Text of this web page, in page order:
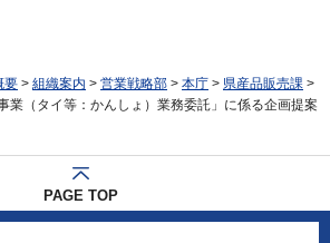
要 > 組織案内 > 営業戦略部 > 本庁 > 県産品販売課 >
業（タイ等：かんしょ）業務委託」に係る企画提案
PAGE TOP